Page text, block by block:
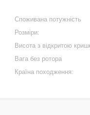
Споживана потужність
Розміри:
Висота з відкритою
Вага без ротора
Країна походження: